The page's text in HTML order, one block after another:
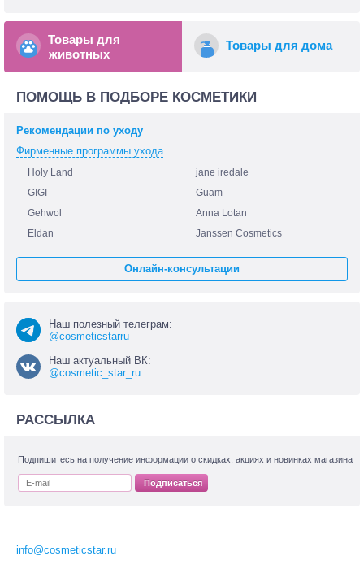
Товары для
животных
Товары для дома
ПОМОЩЬ В ПОДБОРЕ КОСМЕТИКИ
Рекомендации по уходу
Фирменные программы ухода
Holy Land
jane iredale
GIGI
Guam
Gehwol
Anna Lotan
Eldan
Janssen Cosmetics
Онлайн-консультации
Наш полезный телеграм:
@cosmeticstarru
Наш актуальный ВК:
@cosmetic_star_ru
РАССЫЛКА
Подпишитесь на получение информации о скидках, акциях и новинках магазина
Подписаться
info@cosmeticstar.ru